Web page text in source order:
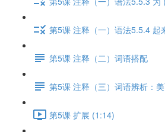
第5课 注释（一）语法5.5.4 起
第5课 注释（二）词语搭配
第5课 注释（三）词语辨析：
第5课 扩展 (1:14)